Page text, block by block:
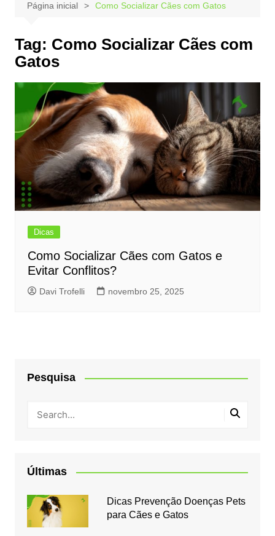
Página inicial Como Socializar Cães com Gatos
Tag: Como Socializar Cães com
Gatos
Dicas
Como Socializar Cães com Gatos e
Evitar Conflitos?
Davi Trofelli novembro 25, 2025
Pesquisa
Últimas
Dicas Prevenção Doenças Pets
para Cães e Gatos